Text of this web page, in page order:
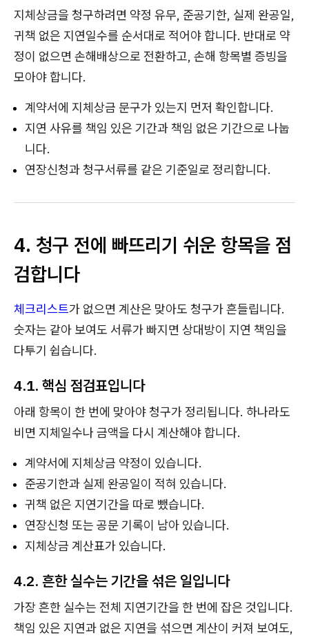
지체상금을 청구하려면 약정 유무, 준공기한, 실제 완공일,
귀책 없은 지연일수를 순서대로 적어야 합니다. 반대로 약
정이 없으면 손해배상으로 전환하고, 손해 항목별 증빙을
모아야 합니다.
계약서에 지체상금 문구가 있는지 먼저 확인합니다.
지연 사유를 책임 있은 기간과 책임 없은 기간으로 나눕
니다.
연장신청과 청구서류를 같은 기준일로 정리합니다.
4. 청구 전에 빠뜨리기 쉬운 항목을 점
검합니다
체크리스트가 없으면 계산은 맞아도 청구가 흔들립니다.
숫자는 같아 보여도 서류가 빠지면 상대방이 지연 책임을
다투기 쉽습니다.
4.1. 핵심 점검표입니다
아래 항목이 한 번에 맞아야 청구가 정리됩니다. 하나라도
비면 지체일수나 금액을 다시 계산해야 합니다.
계약서에 지체상금 약정이 있습니다.
준공기한과 실제 완공일이 적혀 있습니다.
귀책 없은 지연기간을 따로 뺐습니다.
연장신청 또는 공문 기록이 남아 있습니다.
지체상금 계산표가 있습니다.
4.2. 흔한 실수는 기간을 섞은 일입니다
가장 흔한 실수는 전체 지연기간을 한 번에 잡은 것입니다.
책임 있은 지연과 없은 지연을 섞으면 계산이 커져 보여도,